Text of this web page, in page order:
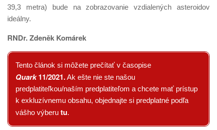
39,3 metra) bude na zobrazovanie vzdialených asteroidov
ideálny.
RNDr. Zdeněk Komárek
Tento článok si môžete prečítať v časopise
Quark11/2021.Ak ešte nie ste našou
predplatiteľkou/naším predplatiteľom a chcete mať prístup
k exkluzívnemu obsahu, objednajte si predplatné podľa
vášho výberu tu.